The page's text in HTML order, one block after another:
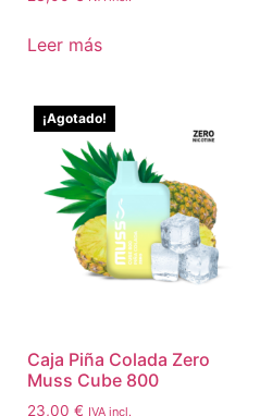
Leer más
¡Agotado!
Caja Piña Colada Zero
Muss Cube 800
23,00 € IVA incl.